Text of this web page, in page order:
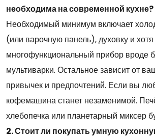
необходима на современной кухне?
Необходимый минимум включает
(или варочную панель), духовку и
многофункциональный прибор вроде
мультиварки. Остальное зависит от
привычек и предпочтений. Если вы
кофемашина станет незаменимой.
хлебопечка или планетарный миксер
2. Стоит ли покупать умную